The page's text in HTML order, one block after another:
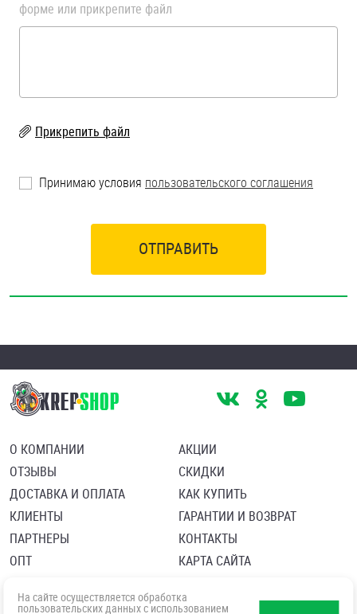
форме или прикрепите файл
Прикрепить файл
Принимаю условия пользовательского соглашения
ОТПРАВИТЬ
О КОМПАНИИ
ОТЗЫВЫ
ДОСТАВКА И ОПЛАТА
КЛИЕНТЫ
ПАРТНЕРЫ
ОПТ
АКЦИИ
СКИДКИ
КАК КУПИТЬ
ГАРАНТИИ И ВОЗВРАТ
КОНТАКТЫ
КАРТА САЙТА
Политика в отношении обработки персональных данных
Согласие посетителя сайта на обработку персональных данны
На сайте осуществляется обработка
пользовательских данных с использованием